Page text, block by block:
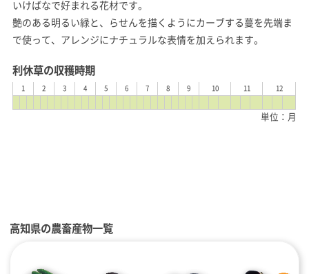
いけばなで好まれる花材です。
艶のある明るい緑と、らせんを描くようにカーブする蔓を先端ま
で使って、アレンジにナチュラルな表情を加えられます。
利休草の収穫時期
1 2 3 4 5 6 7 8 9 10 11 12
単位：月
高知県の農畜産物一覧